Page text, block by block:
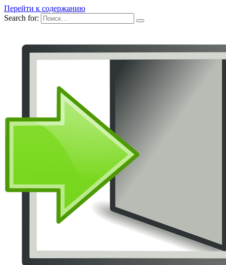
Перейти к содержанию
Search for: